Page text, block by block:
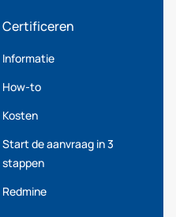
Certificeren
Informatie
How-to
Kosten
Start de aanvraag in 3
stappen
Redmine